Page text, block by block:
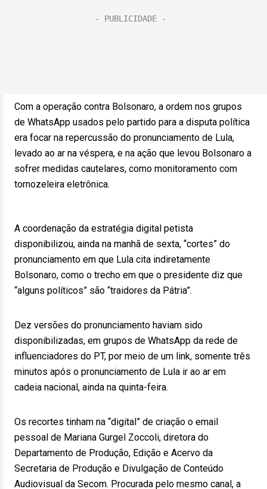
Com a operação contra Bolsonaro, a ordem nos grupos
de WhatsApp usados pelo partido para a disputa política
era focar na repercussão do pronunciamento de Lula,
levado ao ar na véspera, e na ação que levou Bolsonaro a
sofrer medidas cautelares, como monitoramento com
tornozeleira eletrônica.
A coordenação da estratégia digital petista
disponibilizou, ainda na manhã de sexta, “cortes” do
pronunciamento em que Lula cita indiretamente
Bolsonaro, como o trecho em que o presidente diz que
“alguns políticos” são “traidores da Pátria”.
Dez versões do pronunciamento haviam sido
disponibilizadas, em grupos de WhatsApp da rede de
influenciadores do PT, por meio de um link, somente três
minutos após o pronunciamento de Lula ir ao ar em
cadeia nacional, ainda na quinta-feira.
Os recortes tinham na “digital” de criação o email
pessoal de Mariana Gurgel Zoccoli, diretora do
Departamento de Produção, Edição e Acervo da
Secretaria de Produção e Divulgação de Conteúdo
Audiovisual da Secom. Procurada pelo mesmo canal, a